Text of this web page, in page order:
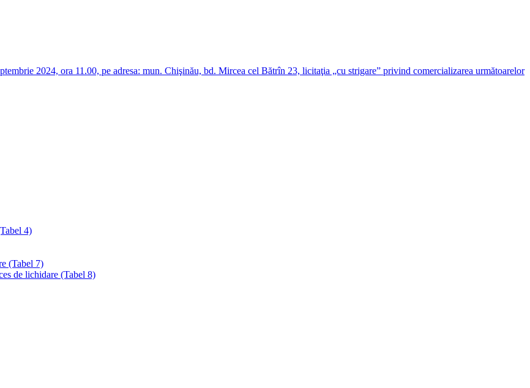
2024, ora 11.00, pe adresa: mun. Chişinău, bd. Mircea cel Bătrîn 23, licitaţia „cu strigare” privind comercializarea următoarelor
4)
(Tabel 7)
de lichidare (Tabel 8)